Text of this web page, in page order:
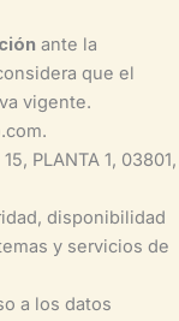
ante la
que el
vigente.
PLANTA 1, 03801,
disponibilidad
y servicios de
a los datos